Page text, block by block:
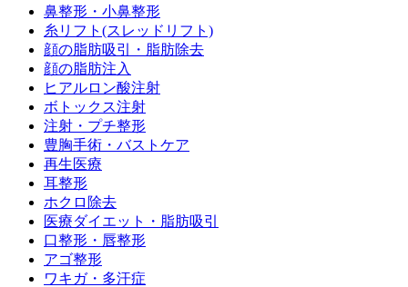
鼻整形・小鼻整形
糸リフト(スレッドリフト)
顔の脂肪吸引・脂肪除去
顔の脂肪注入
ヒアルロン酸注射
ボトックス注射
注射・プチ整形
豊胸手術・バストケア
再生医療
耳整形
ホクロ除去
医療ダイエット・脂肪吸引
口整形・唇整形
アゴ整形
ワキガ・多汗症